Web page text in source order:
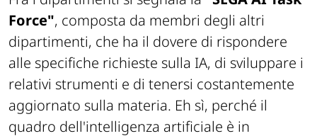
Force", composta da membri degli altri
dipartimenti, che ha il dovere di rispondere
alle specifiche richieste sulla IA, di sviluppare i
relativi strumenti e di tenersi costantemente
aggiornato sulla materia. Eh sì, perché il
quadro dell'intelligenza artificiale è in